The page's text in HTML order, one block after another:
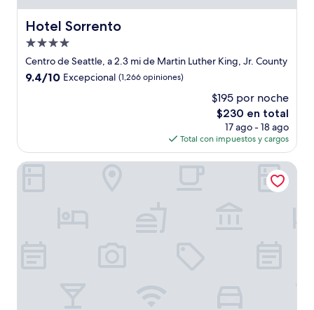
Hotel Sorrento
Hotel Sorrento
Propiedad
de
4.0
Centro de Seattle, a 2.3 mi de Martin Luther King, Jr. County
9.4
9.4/10 Excepcional (1,266 opiniones)
$195 por noche
El
precio
actual
es
de
$230 en total
17 ago - 18 ago
Total con impuestos y cargos
Sheraton Grand Seattle